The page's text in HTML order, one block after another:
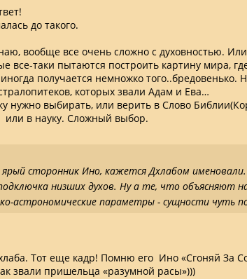
до такого.
вообще все очень сложно с духовностью.
все-таки пытаются построить картину мира,
получается немножко того..бредовенько.
которых звали Адам и Ева…
нужно выбирать, или верить в Слово
в науку. Сложный выбор.
сторонник Ино, кажется Дхлабом
низших духов. Ну а те, что объясняют
астрономические параметры - сущности чуть
Тот еще кадр! Помню его Ино «Сгоняй За
звали пришельца «разумной расы»)))